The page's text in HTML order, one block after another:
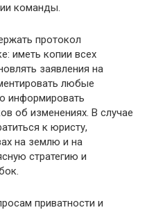
команды.
протокол
иметь копии всех
заявления на
любые
информировать
об изменениях. В случае
к юристу,
на землю и на
стратегию и
приватности и